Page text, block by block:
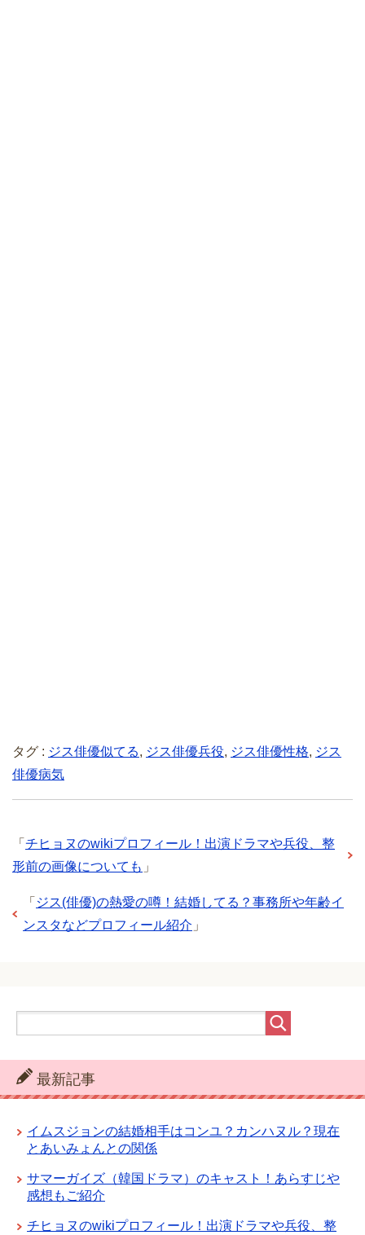
タグ : ジス俳優似てる, ジス俳優兵役, ジス俳優性格, ジス
俳優病気
「 チヒョヌのwikiプロフィール！出演ドラマや兵役、整
形前の画像についても 」
「 ジス(俳優)の熱愛の噂！結婚してる？事務所や年齢イ
ンスタなどプロフィール紹介 」
最新記事
イムスジョンの結婚相手はコンユ？カンハヌル？現在
とあいみょんとの関係
サマーガイズ（韓国ドラマ）のキャスト！あらすじや
感想もご紹介
チヒョヌのwikiプロフィール！出演ドラマや兵役、整